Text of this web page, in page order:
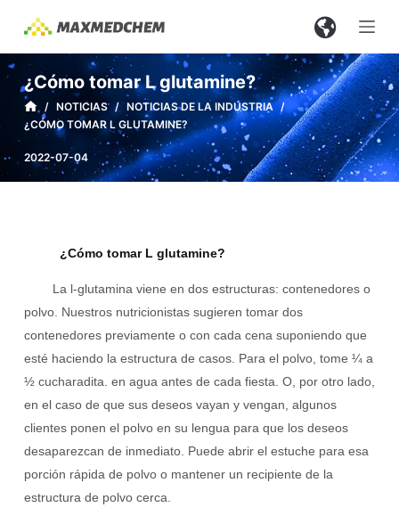
t
r
a
l
n
d
o
¿Cómo tomar L glutamine?
/ NOTICIAS / NOTICIAS DE LA INDUSTRIA /
¿CÓMO TOMAR L GLUTAMINE?
2022-07-04
¿Cómo tomar L glutamine?
La l-glutamina viene en dos estructuras: contenedores o
polvo. Nuestros nutricionistas sugieren tomar dos
contenedores previamente o con cada cena suponiendo que
esté haciendo la estructura de casos. Para el polvo, tome ¼ a
½ cucharadita. en agua antes de cada fiesta. O, por otro lado,
en el caso de que sus deseos vayan y vengan, algunos
clientes ponen el polvo en su lengua para que los deseos
desaparezcan de inmediato. Puede abrir el estuche para esa
porción rápida de polvo o mantener un recipiente de la
estructura de polvo cerca.